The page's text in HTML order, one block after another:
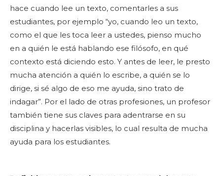
hace cuando lee un texto, comentarles a sus
estudiantes, por ejemplo “yo, cuando leo un texto,
como el que les toca leer a ustedes, pienso mucho
en a quién le está hablando ese filósofo, en qué
contexto está diciendo esto. Y antes de leer, le presto
mucha atención a quién lo escribe, a quién se lo
dirige, si sé algo de eso me ayuda, sino trato de
indagar”. Por el lado de otras profesiones, un profesor
también tiene sus claves para adentrarse en su
disciplina y hacerlas visibles, lo cual resulta de mucha
ayuda para los estudiantes.